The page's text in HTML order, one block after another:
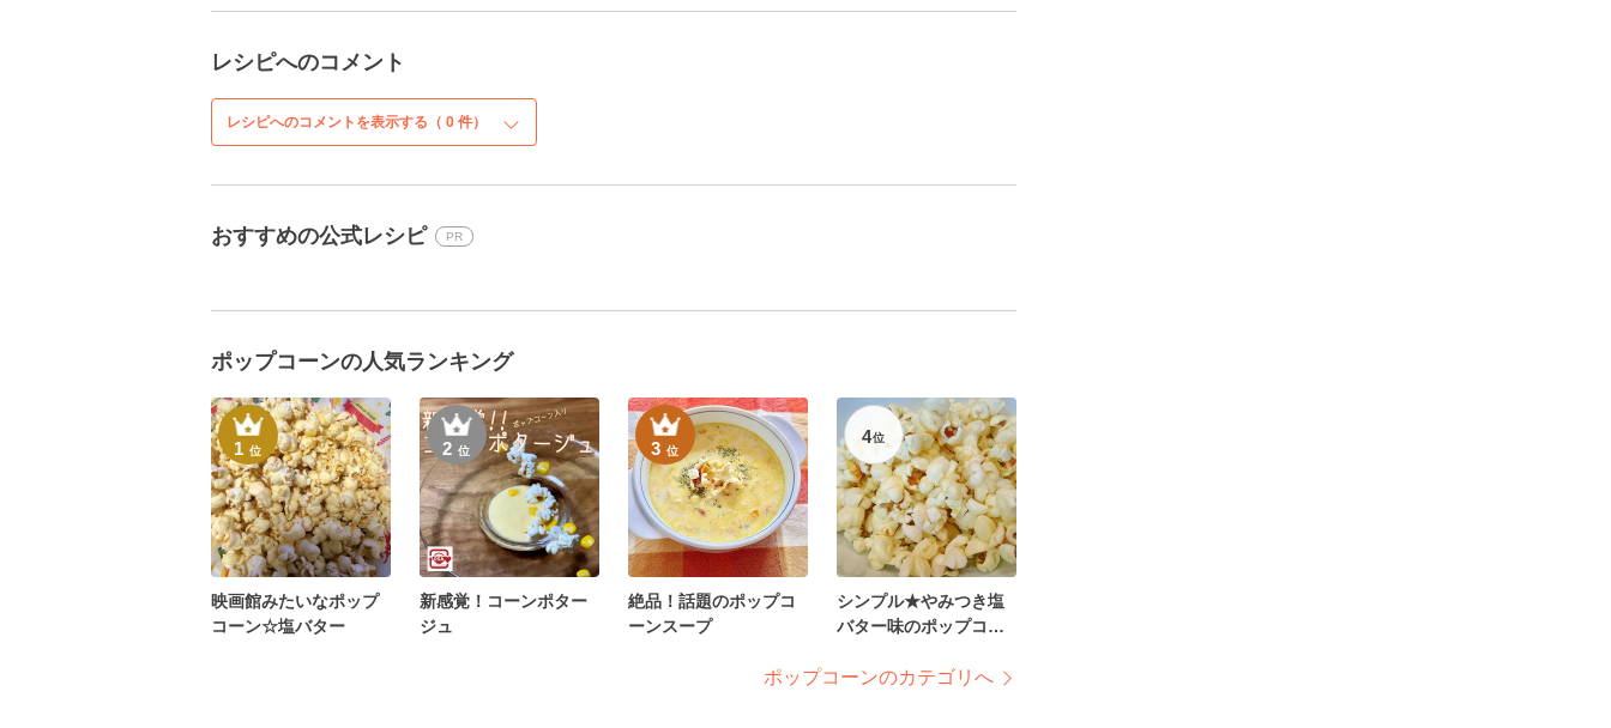
レシピへのコメント
レシピへのコメントを表示する（ 0 件）
おすすめの公式レシピ PR
ポップコーンの人気ランキング
1位
映画館みたいなポップ
コーン☆塩バター
2位
新感覚！コーンポター
ジュ
3位
絶品！話題のポップコ
ーンスープ
4位
シンプル★やみつき塩
バター味のポップコー
ポップコーンのカテゴリへ